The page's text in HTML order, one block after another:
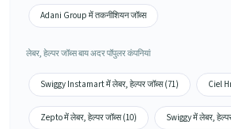
Adani Group में तकनीशियन जॉब्स
लेबर, हेल्पर जॉब्स बाय अदर पॉपुलर कंपनियां
Swiggy Instamart में लेबर, हेल्पर जॉब्स (71) Ciel
Zepto में लेबर, हेल्पर जॉब्स (10) Swiggy में लेबर,